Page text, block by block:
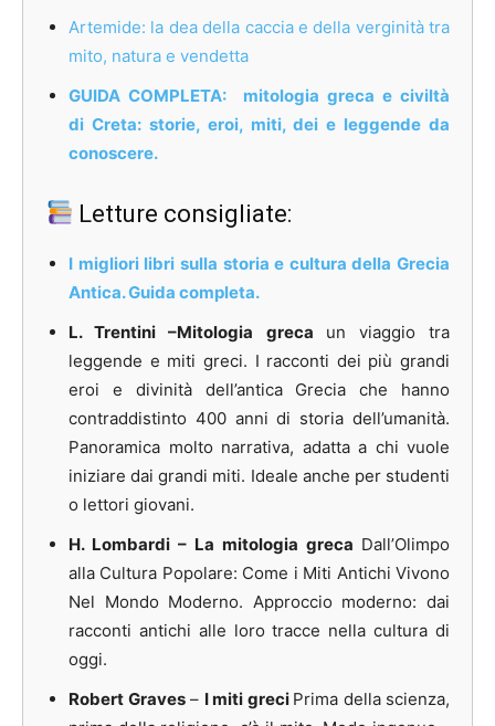
Artemide: la dea della caccia e della verginità tra
mito, natura e vendetta
GUIDA COMPLETA: mitologia greca e civiltà
di Creta: storie, eroi, miti, dei e leggende da
conoscere.
Letture consigliate:
I migliori libri sulla storia e cultura della Grecia
Antica. Guida completa.
L. Trentini –Mitologia greca
un viaggio tra
leggende e miti greci. I racconti dei più grandi
eroi e divinità dell’antica Grecia che hanno
contraddistinto 400 anni di storia dell’umanità.
Panoramica molto narrativa, adatta a chi vuole
iniziare daigrandi miti. Ideale anche per studenti
o lettori giovani.
H. Lombardi – La mitologia greca Dall’Olimpo
alla Cultura Popolare: Come i Miti Antichi Vivono
Nel Mondo Moderno. Approccio moderno: dai
racconti antichi alle loro tracce nella cultura di
oggi.
Robert Graves– I miti greci Prima della scienza,